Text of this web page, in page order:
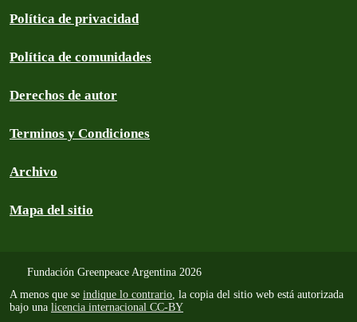
Política de privacidad
Política de comunidades
Derechos de autor
Terminos y Condiciones
Archivo
Mapa del sitio
Fundación Greenpeace Argentina 2026
A menos que se indique lo contrario, la copia del sitio web está autorizada
bajo una licencia internacional CC-BY